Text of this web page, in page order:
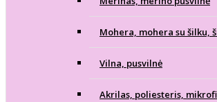
Mohera, mohera su šilku,
Vilna, pusvilnė
Akrilas, poliesteris,